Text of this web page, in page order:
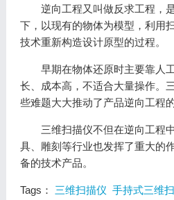
逆向工程又叫做反求工程，是
下，以现有的物体为模型，利用
技术重新构造设计原型的过程。
早期在物体还原时主要靠人工
长、成本高，不适合大量操作。
些难题大大推动了产品逆向工程
三维扫描仪不但在逆向工程中
具、雕刻等行业也发挥了重大的
备的技术产品。
Tags： 三维扫描仪 手持式三维